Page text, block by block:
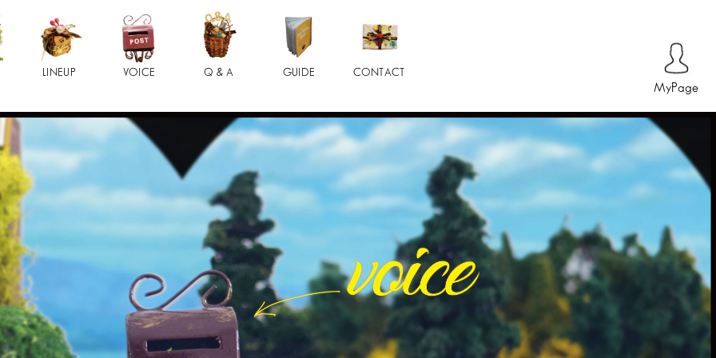
LINEUP VOICE Q & A GUIDE CONTACT
MyPage